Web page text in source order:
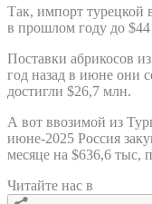
Так, импорт турецкой
в прошлом году до
Поставки абрикосов
год назад в июне они
достигли $26,7 млн.
А вот ввозимой из
июне-2025 Россия
месяце на $636,6 тыс,
Читайте нас в